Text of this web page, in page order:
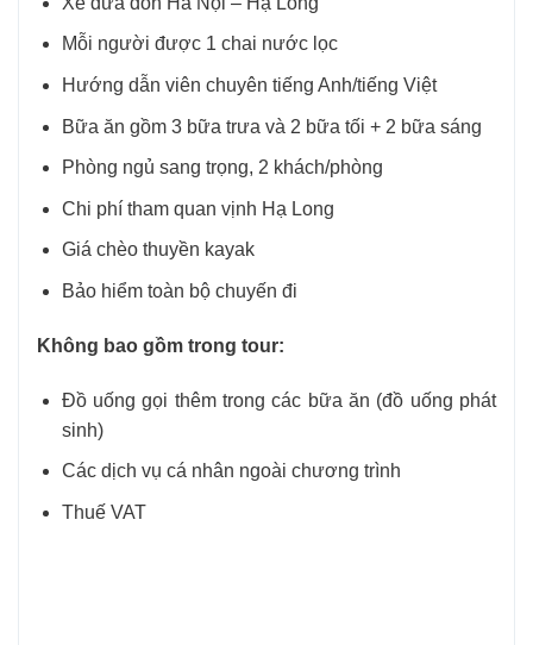
Mỗi người được 1 chai nước lọc
Hướng dẫn viên chuyên tiếng Anh/tiếng Việt
Bữa ăn gồm 3 bữa trưa và 2 bữa tối + 2 bữa sáng
Phòng ngủ sang trọng, 2 khách/phòng
Chi phí tham quan vịnh Hạ Long
Giá chèo thuyền kayak
Bảo hiểm toàn bộ chuyến đi
Không bao gồm trong tour:
Đồ uống gọi thêm trong các bữa ăn (đồ uống phát
sinh)
Các dịch vụ cá nhân ngoài chương trình
Thuế VAT